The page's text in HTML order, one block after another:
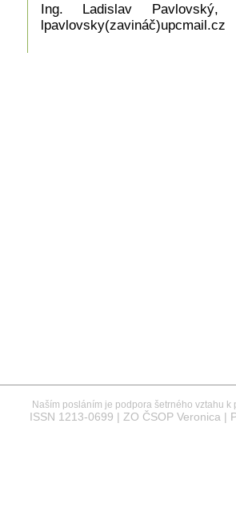
Ing. Ladislav Pavlovský,
lpavlovsky(zavináč)upcmail.cz
Naším posláním je podpora šetrného vztahu
ISSN 1213-0699 | ZO ČSOP Veronica |